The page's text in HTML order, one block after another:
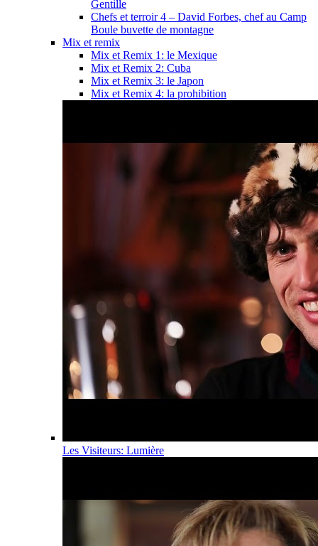
Gentille
Chefs et terroir 4 – David Forbes, chef au Camp
Boule buvette de montagne
Mix et remix
Mix et Remix 1: le Mexique
Mix et Remix 2: Cuba
Mix et Remix 3: le Japon
Mix et Remix 4: la prohibition
Les Visiteurs: Lumière